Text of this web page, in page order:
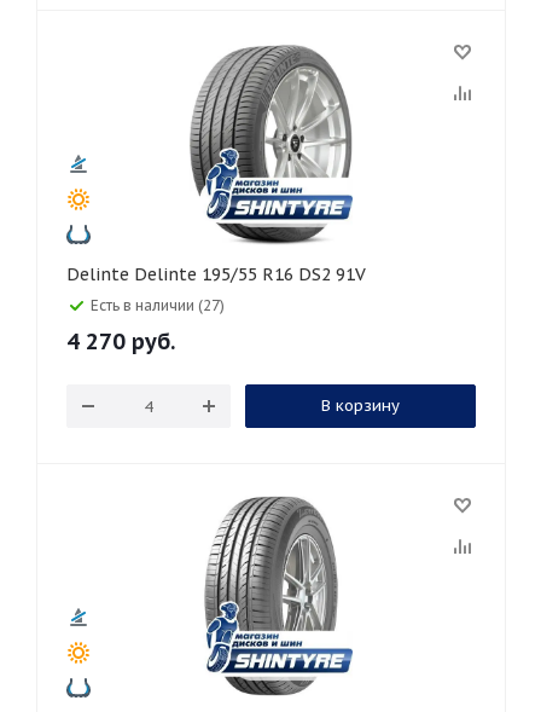
Delinte Delinte 195/55 R16 DS2 91V
Есть в наличии (27)
4 270 руб.
В корзину